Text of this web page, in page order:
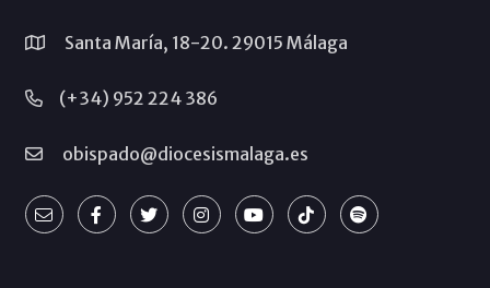
Santa María, 18-20. 29015 Málaga
(+34) 952 224 386
obispado@diocesismalaga.es